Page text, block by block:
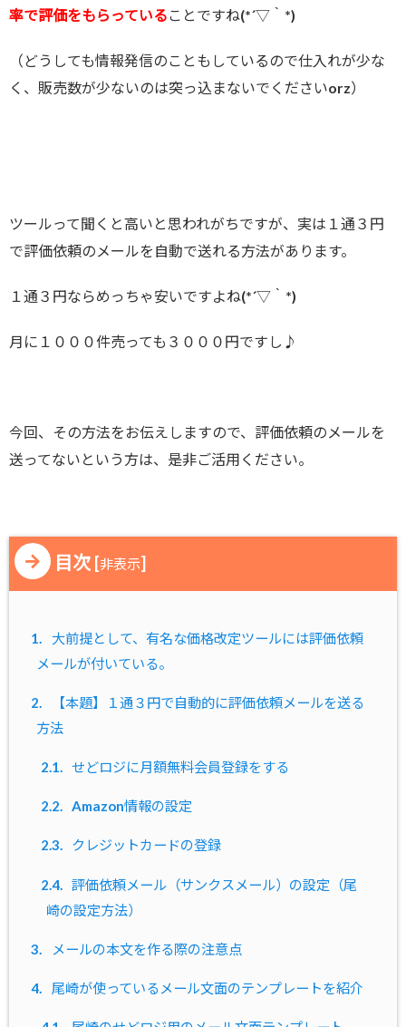
率で評価をもらっている ことですね(*´▽｀*)
（どうしても情報発信のこともしているので仕入れが少な
く、販売数が少ないのは突っ込まないでくださいorz）
ツールって聞くと高いと思われがちですが、実は１通３円
で評価依頼のメールを自動で送れる方法があります。
１通３円ならめっちゃ安いですよね(*´▽｀*)
月に１０００件売っても３０００円ですし♪
今回、その方法をお伝えしますので、評価依頼のメールを
送ってないという方は、是非ご活用ください。
目次 [非表示]
1.
大前提として、有名な価格改定ツールには評価依頼
メールが付いている。
2.
【本題】１通３円で自動的に評価依頼メールを送る
方法
2.1. せどロジに月額無料会員登録をする
2.2. Amazon情報の設定
2.3. クレジットカードの登録
2.4. 評価依頼メール（サンクスメール）の設定（尾
崎の設定方法）
3. メールの本文を作る際の注意点
4. 尾崎が使っているメール文面のテンプレートを紹介